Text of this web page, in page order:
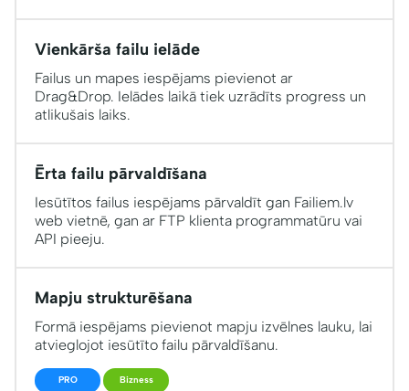
Vienkārša failu ielāde
Failus un mapes iespējams pievienot ar
Drag&Drop. Ielādes laikā tiek uzrādīts progress un
atlikušais laiks.
Ērta failu pārvaldīšana
Iesūtītos failus iespējams pārvaldīt gan Failiem.lv
web vietnē, gan ar FTP klienta programmatūru vai
API pieeju.
Mapju strukturēšana
Formā iespējams pievienot mapju izvēlnes lauku, lai
atvieglojot iesūtīto failu pārvaldīšanu.
PRO Bizness